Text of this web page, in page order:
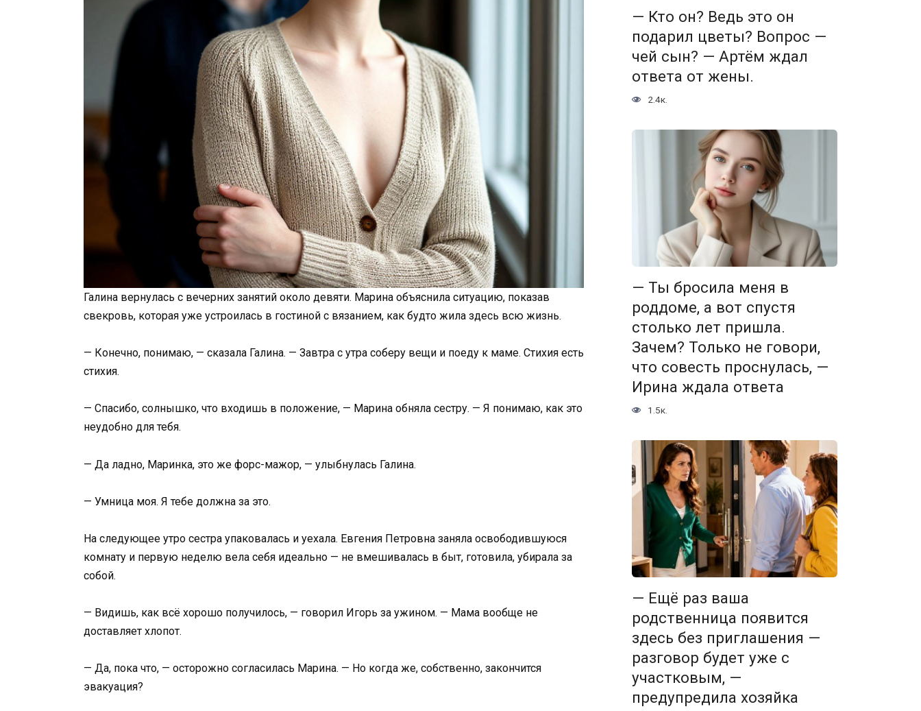
Галина вернулась с вечерних занятий около девяти. Марина объяснила ситуацию, показав
свекровь, которая уже устроилась в гостиной с вязанием, как будто жила здесь всю жизнь.
— Конечно, понимаю, — сказала Галина. — Завтра с утра соберу вещи и поеду к маме. Стихия есть
стихия.
— Спасибо, солнышко, что входишь в положение, — Марина обняла сестру. — Я понимаю, как это
неудобно для тебя.
— Да ладно, Маринка, это же форс-мажор, — улыбнулась Галина.
— Умница моя. Я тебе должна за это.
На следующее утро сестра упаковалась и уехала. Евгения Петровна заняла освободившуюся
комнату и первую неделю вела себя идеально — не вмешивалась в быт, готовила, убирала за
собой.
— Видишь, как всё хорошо получилось, — говорил Игорь за ужином. — Мама вообще не
доставляет хлопот.
— Да, пока что, — осторожно согласилась Марина. — Но когда же, собственно, закончится
эвакуация?
— Кто он? Ведь это он
подарил цветы? Вопрос —
чей сын? — Артём ждал
ответа от жены.
2.4к.
— Ты бросила меня в
роддоме, а вот спустя
столько лет пришла.
Зачем? Только не говори,
что совесть проснулась, —
Ирина ждала ответа
1.5к.
— Ещё раз ваша
родственница появится
здесь без приглашения —
разговор будет уже с
участковым, —
предупредила хозяйка